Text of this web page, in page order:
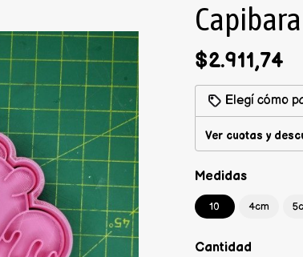
$2.911,74
Elegí cómo
Ver cuotas y
Medidas
10 4cm
Cantidad